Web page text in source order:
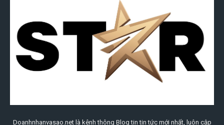
Doanhnhanvasao.net là kênh thông Blog tin tin tức mới nhất, luôn cập